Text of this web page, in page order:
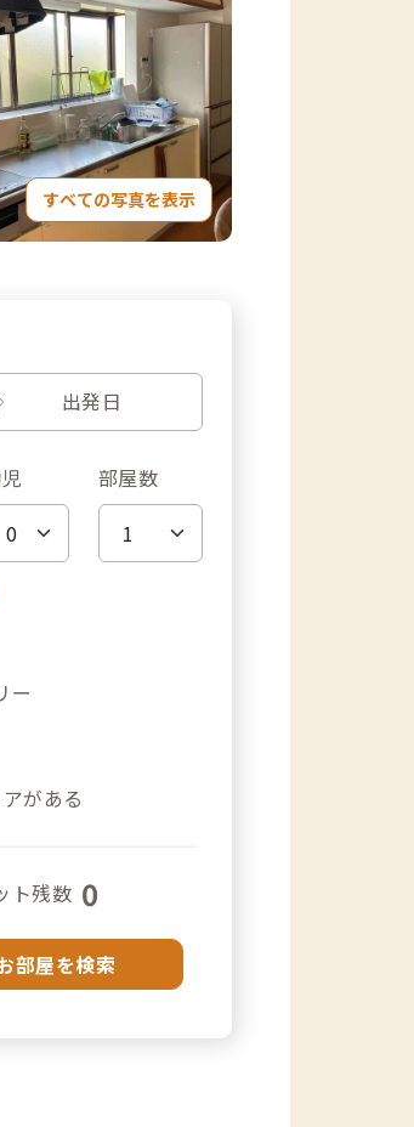
すべての写真を表示
出発日
部屋数
ー
がある
ト残数 0
部屋を検索